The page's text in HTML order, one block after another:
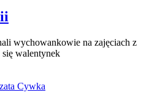
wychowankowie na zajęciach z
walentynek
Cywka